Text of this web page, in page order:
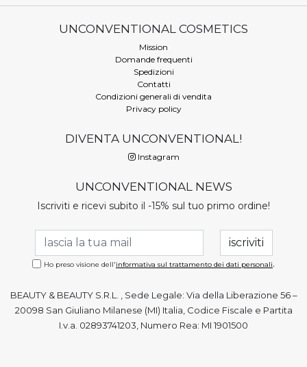
UNCONVENTIONAL COSMETICS
Mission
Domande frequenti
Spedizioni
Contatti
Condizioni generali di vendita
Privacy policy
DIVENTA UNCONVENTIONAL!
Instagram
UNCONVENTIONAL NEWS
Iscriviti e ricevi subito il -15% sul tuo primo ordine!
Ho preso visione dell'informativa sul trattamento dei dati personali.
BEAUTY & BEAUTY S.R.L. , Sede Legale: Via della Liberazione 56 –
20098 San Giuliano Milanese (MI) Italia, Codice Fiscale e Partita
I.v.a. 02893741203, Numero Rea: MI 1901500